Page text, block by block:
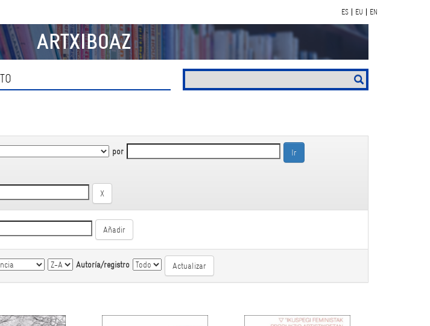
ES EU EN
ARTXIBOAZ
por
Autoría/registro